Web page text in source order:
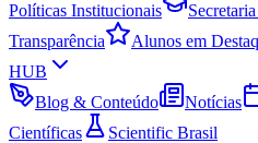
Políticas Institucionais
Transparência
Alunos em
HUB
Blog & Conteúdo
Notícias
Científicas
Scientific Brasil